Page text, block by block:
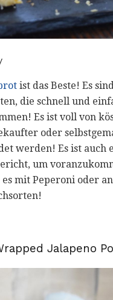
ist das Beste! Es
die schnell und
Es ist voll von
oder
werden! Es ist auch
um
mit Peperoni oder
Jalapeno